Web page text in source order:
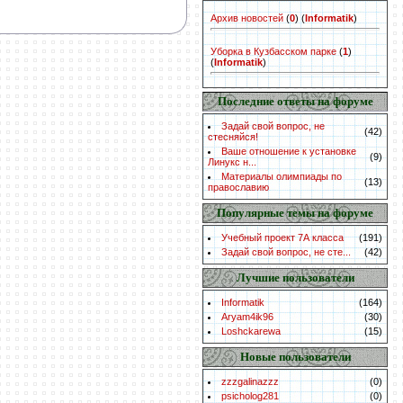
Архив новостей (0) (Informatik)
Уборка в Кузбасском парке (1)
(Informatik)
Последние ответы на форуме
Задай свой вопрос, не
стесняйся!
(42)
Ваше отношение к установке
Линукс н...
(9)
Материалы олимпиады по
православию
(13)
Популярные темы на форуме
Учебный проект 7А класса
(191)
Задай свой вопрос, не сте...
(42)
Лучшие пользователи
Informatik
(164)
Aryam4ik96
(30)
Loshckarewa
(15)
Новые пользователи
zzzgalinazzz
(0)
psicholog281
(0)